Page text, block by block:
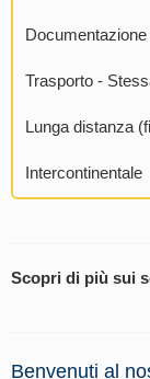
Trasporto -
Lunga distanza
Intercontinentale
Scopri di più sui
Benvenuti al